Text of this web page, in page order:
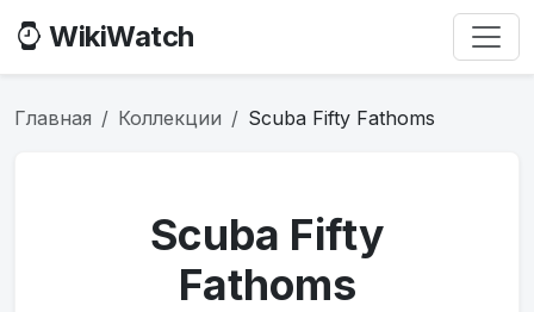
WikiWatch
Главная Коллекции Scuba Fifty Fathoms
Scuba Fifty
Fathoms